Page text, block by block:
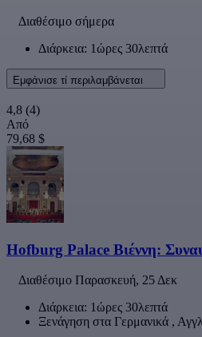
Διαθέσιμο σήμερα
Διάρκεια: 1ώρες 30λεπτά
Εμφάνισε τί περιλαμβάνεται
4,8 (4)
Από
79,68 $
Hofburg Palace Βιέννη:
Διαθέσιμο Παρασκευή, 25 Δεκ
Διάρκεια: 1ώρες 30λεπτά
Ξενάγηση στα Γερμανικά ,